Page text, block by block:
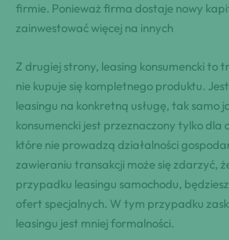
firmie. Ponieważ firma dostaje nowy
zainwestować więcej na innych
Z drugiej strony, leasing konsumencki to
nie kupuje się kompletnego produktu.
leasingu na konkretną usługę, tak samo
konsumencki jest przeznaczony tylko dla
które nie prowadzą działalności
zawieraniu transakcji może się zdarzyć,
przypadku leasingu samochodu,
ofert specjalnych. W tym przypadku
leasingu jest mniej formalności.